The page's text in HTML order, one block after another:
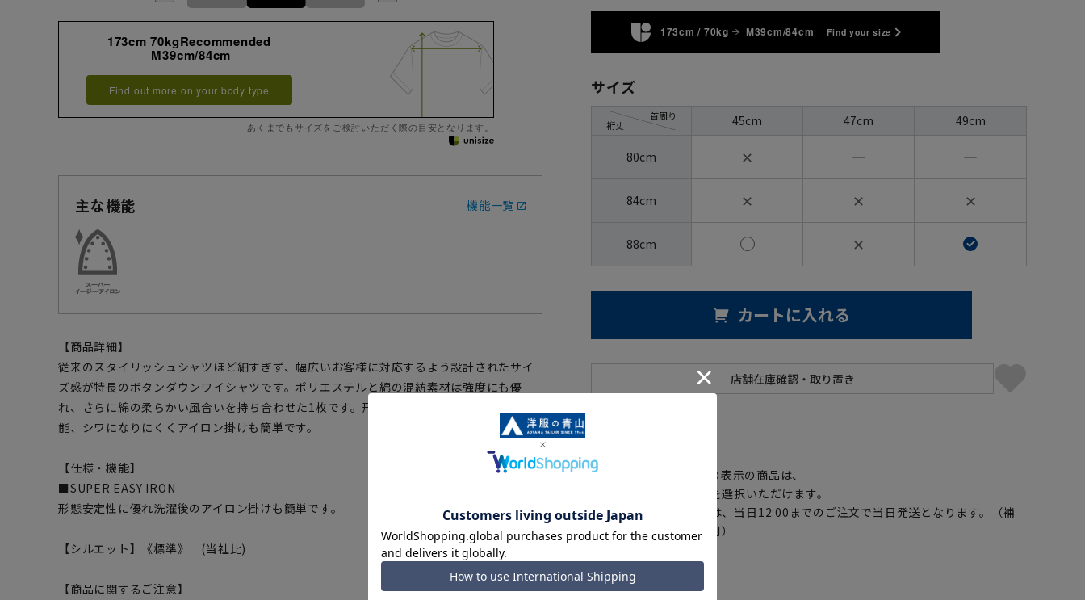
173cm 70kgRecommended
M39cm/84cm
Find out more on your body type
あくまでもサイズをご検討いただく際の目安となります。
主な機能 機能一覧
【商品詳細】
従来のスタイリッシュシャツほど細すぎず、幅広いお客様に対応するよう設計されたサイ
ズ感が特長のボタンダウンワイシャツです。ポリエステルと綿の混紡素材は強度にも優
れ、さらに綿の柔らかい風合いを持ち合わせた1枚です。形態安定加工が施され家庭洗濯可
能、シワになりにくくアイロン掛けも簡単です。
【仕様・機能】
■SUPER EASY IRON
形態安定性に優れ洗濯後のアイロン掛けも簡単です。
【シルエット】《標準》 (当社比)
【商品に関するご注意】
173cm / 70kg M39cm/84cm Find your size
サイズ
裄丈
首周り 45cm 47cm 49cm
80cm ✕ ― ―
84cm ✕ ✕ ✕
88cm ✕
カートに入れる
の表示の商品は、
注文画面でお急ぎ発送を選択いただけます。
さらにメルマガ会員様は、当日12:00までのご注文で当日発送となります。（補
正商品の場合は対応不可）